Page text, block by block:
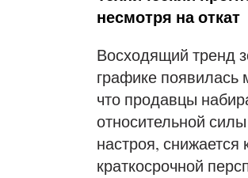
несмотря на откат
Восходящий тренд
графике появилась
что продавцы
относительной
настроя,
краткосрочной